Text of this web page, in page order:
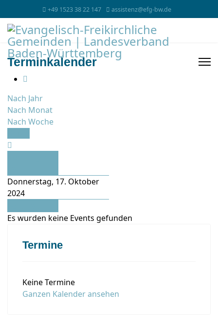
+49 1523 38 22 147 assistenz@efg-bw.de
Terminkalender
Nach Jahr
Nach Monat
Nach Woche
Donnerstag, 17. Oktober
2024
Es wurden keine Events gefunden
Termine
Keine Termine
Ganzen Kalender ansehen